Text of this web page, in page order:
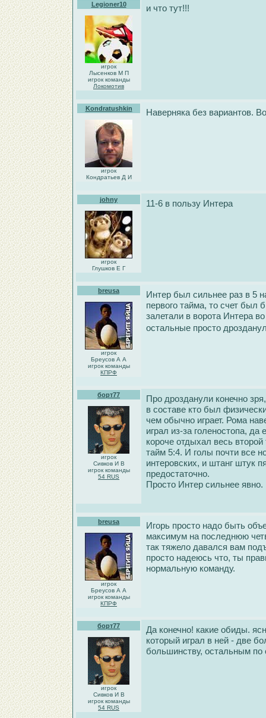
Legioner10
игрок
Лысенков М П
игрок команды
Локомотив
и что тут!!!
Kondratushkin
игрок
Кондратьев Д И
Наверняка без вариантов.
johny
игрок
Глушков Е Г
11-6 в пользу Интера
breusa
игрок
Бреусов А А
игрок команды
КПРФ
Интер был сильнее раз в 5
первого тайма, то счет был
залетали в ворота Интера
остальные просто
борт77
игрок
Сивков И В
игрок команды
54 RUS
Про дрозданули конечно
в составе кто был
чем обычно играет. Рома
играл из-за голеностопа,
короче отдыхал весь
тайм 5:4. И голы почти все
интеровских, и штанг штук
предостаточно.
Просто Интер сильнее явно.
breusa
игрок
Бреусов А А
игрок команды
КПРФ
Игорь просто надо быть
максимум на последнюю
так тяжело давался вам
просто надеюсь что, ты
нормальную команду.
борт77
игрок
Сивков И В
игрок команды
54 RUS
Да конечно! какие обиды.
который играл в ней - две
большинству, остальным по